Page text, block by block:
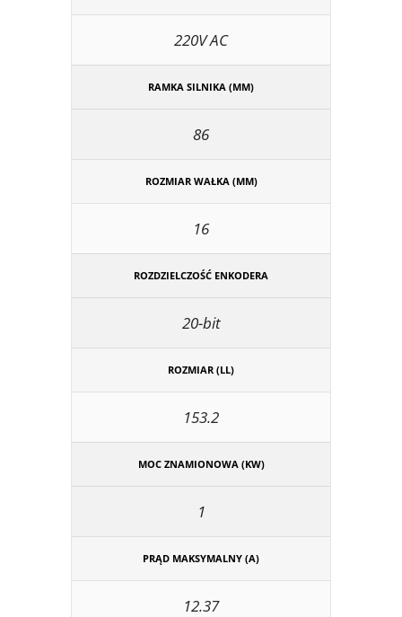
220V AC
RAMKA SILNIKA (MM)
86
ROZMIAR WAŁKA (MM)
16
ROZDZIELCZOŚĆ ENKODERA
20-bit
ROZMIAR (LL)
153.2
MOC ZNAMIONOWA (KW)
1
PRĄD MAKSYMALNY (A)
12.37